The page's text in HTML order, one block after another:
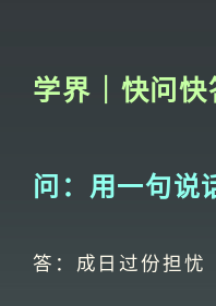
学界｜快问快
问：用一句说
答：成日过份担忧